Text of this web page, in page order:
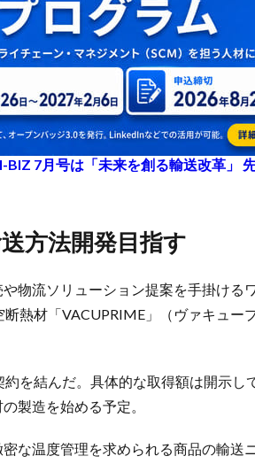
BIZ 7月号は「未来を創る輸送改革」
送方法開発目指す
物流ソリューション提案を手掛ける
熱材「VACUPRIME」（ヴァキュー
を結んだ。具体的な取得額は開示し
製造を始める予定。
な温度管理を求められる商品の輸送